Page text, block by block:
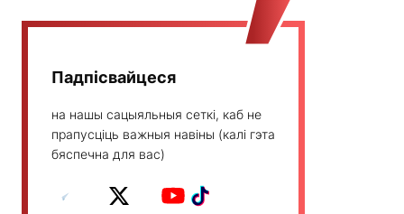
Падпісвайцеся
на нашы сацыяльныя сеткі, каб не
прапусціць важныя навіны (калі гэта
бяспечна для вас)